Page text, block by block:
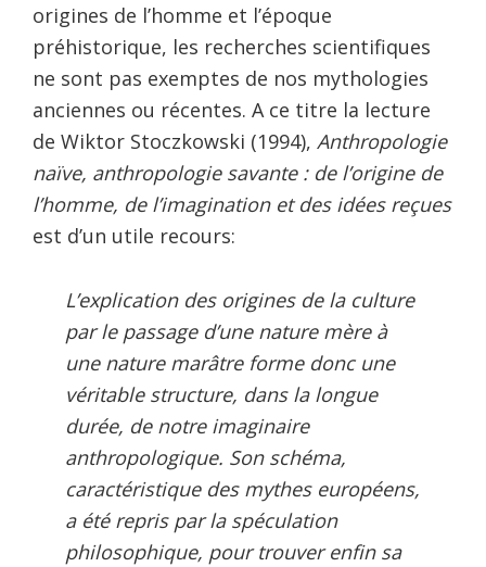
origines de l’homme et l’époque
préhistorique, les recherches scientifiques
ne sont pas exemptes de nos mythologies
anciennes ou récentes. A ce titre la lecture
de Wiktor Stoczkowski (1994), Anthropologie
naïve, anthropologie savante : de l’origine de
l’homme, de l’imagination et des idées reçues
est d’un utile recours:
L’explication des origines de la culture
par le passage d’une nature mère à
une nature marâtre forme donc une
véritable structure, dans la longue
durée, de notre imaginaire
anthropologique. Son schéma,
caractéristique des mythes européens,
a été repris par la spéculation
philosophique, pour trouver enfin sa